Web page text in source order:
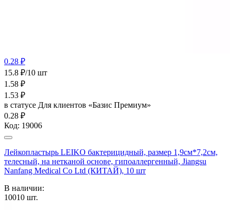
0.28 ₽
15.8 ₽/10 шт
1.58 ₽
1.53 ₽
в статусе Для клиентов «Базис Премиум»
0.28 ₽
Код: 19006
Лейкопластырь LEIKO бактерицидный, размер 1,9см*7,2см,
телесный, на нетканой основе, гипоаллергенный, Jiangsu
Nanfang Medical Co Ltd (КИТАЙ), 10 шт
В наличии:
10010 шт.